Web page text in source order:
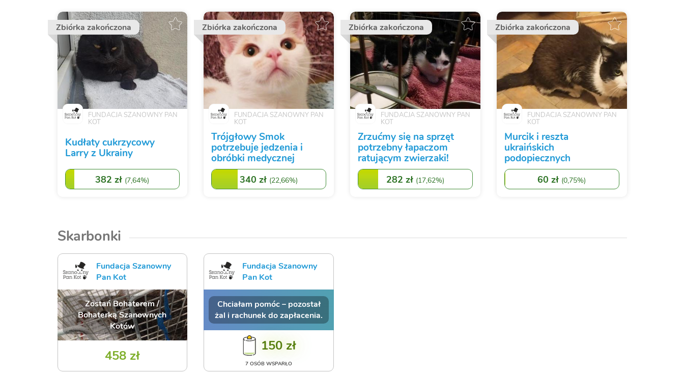
Zbiórka zakończona
FUNDACJA SZANOWNY PAN
KOT
Kudłaty cukrzycowy
Larry z Ukrainy
382 zł (7,64%)
Zbiórka zakończona
FUNDACJA SZANOWNY PAN
KOT
Trójgłowy Smok
potrzebuje jedzenia i
obróbki medycznej
340 zł (22,66%)
Zbiórka zakończona
FUNDACJA SZANOWNY PAN
KOT
Zrzućmy się na sprzęt
potrzebny łapaczom
ratującym zwierzaki!
282 zł (17,62%)
Zbiórka zakończona
FUNDACJA SZANOWNY PAN
KOT
Murcik i reszta
ukraińskich
podopiecznych
60 zł (0,75%)
Skarbonki
Fundacja Szanowny
Pan Kot
Zostań Bohaterem /
Bohaterką Szanownych
Kotów
458 zł
Fundacja Szanowny
Pan Kot
Chciałam pomóc – pozostał
żal i rachunek do zapłacenia.
150 zł
7 OSÓB WSPARŁO